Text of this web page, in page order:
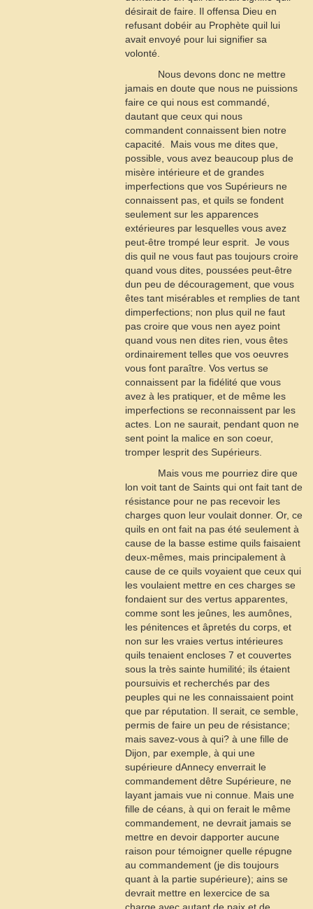
désirait de faire. Il offensa Dieu en
refusant dobéir au Prophète quil lui
avait envoyé pour lui signifier sa
volonté.
Nous devons donc ne mettre
jamais en doute que nous ne puissions
faire ce qui nous est commandé,
dautant que ceux qui nous
commandent connaissent bien notre
capacité.  Mais vous me dites que,
possible, vous avez beaucoup plus de
misère intérieure et de grandes
imperfections que vos Supérieurs ne
connaissent pas, et quils se fondent
seulement sur les apparences
extérieures par lesquelles vous avez
peut-être trompé leur esprit.  Je vous
dis quil ne vous faut pas toujours croire
quand vous dites, poussées peut-être
dun peu de découragement, que vous
êtes tant misérables et remplies de tant
dimperfections; non plus quil ne faut
pas croire que vous nen ayez point
quand vous nen dites rien, vous êtes
ordinairement telles que vos oeuvres
vous font paraître. Vos vertus se
connaissent par la fidélité que vous
avez à les pratiquer, et de même les
imperfections se reconnaissent par les
actes. Lon ne saurait, pendant quon ne
sent point la malice en son coeur,
tromper lesprit des Supérieurs.
Mais vous me pourriez dire que
lon voit tant de Saints qui ont fait tant de
résistance pour ne pas recevoir les
charges quon leur voulait donner. Or, ce
quils en ont fait na pas été seulement à
cause de la basse estime quils faisaient
deux-mêmes, mais principalement à
cause de ce quils voyaient que ceux qui
les voulaient mettre en ces charges se
fondaient sur des vertus apparentes,
comme sont les jeûnes, les aumônes,
les pénitences et âpretés du corps, et
non sur les vraies vertus intérieures
quils tenaient encloses 7 et couvertes
sous la très sainte humilité; ils étaient
poursuivis et recherchés par des
peuples qui ne les connaissaient point
que par réputation. Il serait, ce semble,
permis de faire un peu de résistance;
mais savez-vous à qui? à une fille de
Dijon, par exemple, à qui une
supérieure dAnnecy enverrait le
commandement dêtre Supérieure, ne
layant jamais vue ni connue. Mais une
fille de céans, à qui on ferait le même
commandement, ne devrait jamais se
mettre en devoir dapporter aucune
raison pour témoigner quelle répugne
au commandement (je dis toujours
quant à la partie supérieure); ains se
devrait mettre en lexercice de sa